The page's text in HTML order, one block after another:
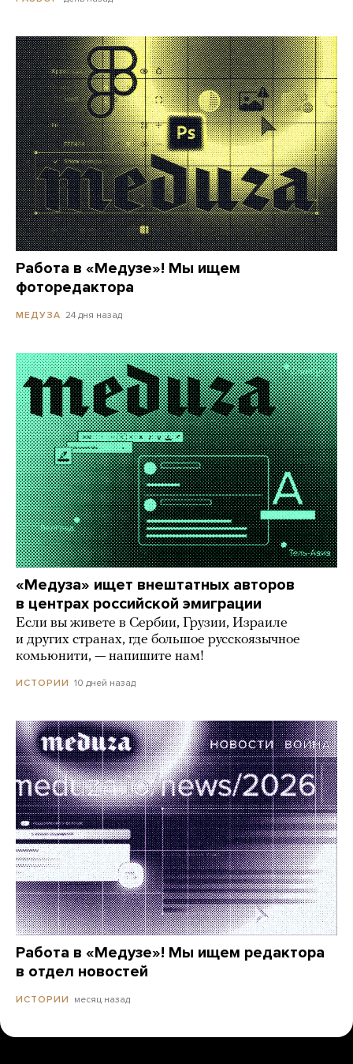
Работа в «Медузе»! Мы ищем
фоторедактора
МЕДУЗА 24 дня назад
«Медуза» ищет внештатных авторов
в центрах российской эмиграции
Если вы живете в Сербии, Грузии, Израиле
и других странах, где большое русскоязычное
комьюнити, — напишите нам!
ИСТОРИИ 10 дней назад
Работа в «Медузе»! Мы ищем редактора
в отдел новостей
ИСТОРИИ месяц назад